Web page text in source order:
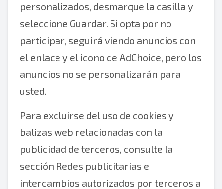
personalizados, desmarque la casilla y
seleccione Guardar. Si opta por no
participar, seguirá viendo anuncios con
el enlace y el icono de AdChoice, pero los
anuncios no se personalizarán para
usted.
Para excluirse del uso de cookies y
balizas web relacionadas con la
publicidad de terceros, consulte la
sección Redes publicitarias e
intercambios autorizados por terceros a